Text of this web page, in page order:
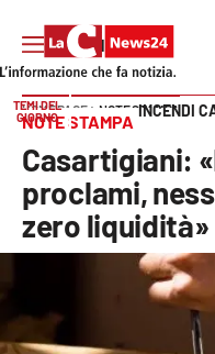
SEZIONI
Cronaca
Attualità
Vai
TEMI DEL
GIORNO
INCENDI
HOME PAGE NOTE STAMPA
NOTE STAMPA
Casartigiani:
proclami,
zero liquidità»